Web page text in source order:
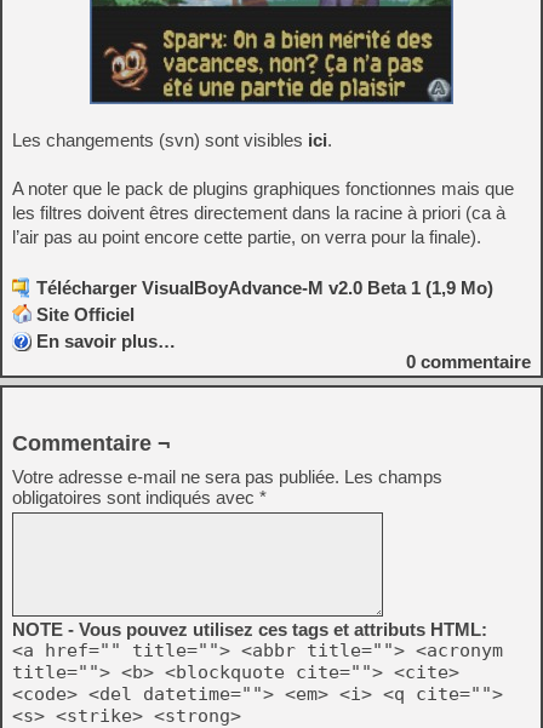
Les changements (svn) sont visibles ici.
A noter que le pack de plugins graphiques fonctionnes mais que
les filtres doivent êtres directement dans la racine à priori (ca à
l’air pas au point encore cette partie, on verra pour la finale).
Télécharger VisualBoyAdvance-M v2.0 Beta 1 (1,9 Mo)
Site Officiel
En savoir plus…
0 commentaire
Commentaire ¬
Votre adresse e-mail ne sera pas publiée. Les champs
obligatoires sont indiqués avec *
NOTE - Vous pouvez utilisez ces tags et attributs HTML:
<a href="" title=""> <abbr title=""> <acronym
title=""> <b> <blockquote cite=""> <cite>
<code> <del datetime=""> <em> <i> <q cite="">
<s> <strike> <strong>